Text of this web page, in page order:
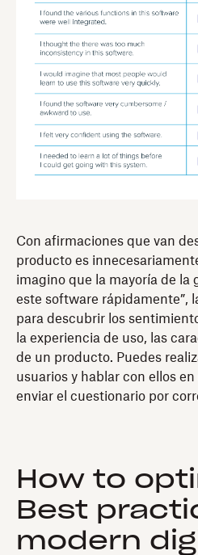
Con afirmaciones que van
producto es
imagino que la mayoría de la
este software rápidamente”,
para descubrir los
la experiencia de uso, las
de un producto. Puedes
usuarios y hablar con ellos
enviar el cuestionario por
How to
Best
modern